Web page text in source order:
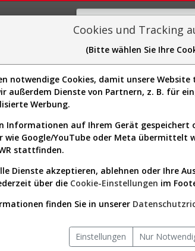
Sector-Spider Easy-
Funktion ist nur für
Cookies und Tracking
(Bitte wählen Sie Ihre
notwendige Cookies, damit unsere
außerdem Dienste von Partnern, z. B. für
Werbung.
Informationen auf Ihrem Gerät gespeichert
Google/YouTube oder Meta übermittelt
stattfinden.
Dienste akzeptieren, ablehnen oder Ihre
über die Cookie-Einstellungen im
finden Sie in unserer
Einstellungen Nur